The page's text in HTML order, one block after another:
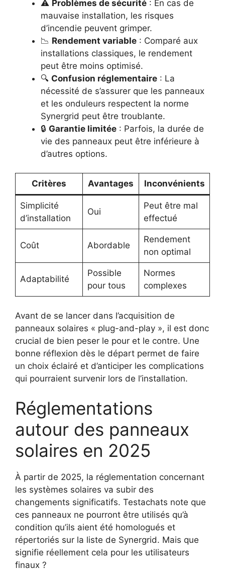
⚠️ Problèmes de sécurité : En cas de
mauvaise installation, les risques
d’incendie peuvent grimper.
📉 Rendement variable : Comparé aux
installations classiques, le rendement
peut être moins optimisé.
🔍 Confusion réglementaire : La
nécessité de s’assurer que les panneaux
et les onduleurs respectent la norme
Synergrid peut être troublante.
🔒 Garantie limitée : Parfois, la durée de
vie des panneaux peut être inférieure à
d’autres options.
Critères Avantages Inconvénients
Simplicité
d’installation
Oui
Peut être mal
effectué
Coût Abordable
Rendement
non optimal
Adaptabilité
Possible
pour tous
Normes
complexes
Avant de se lancer dans l’acquisition de
panneaux solaires « plug-and-play », il est donc
crucial de bien peser le pour et le contre. Une
bonne réflexion dès le départ permet de faire
un choix éclairé et d’anticiper les complications
qui pourraient survenir lors de l’installation.
Réglementations
autour des panneaux
solaires en 2025
À partir de 2025, la réglementation concernant
les systèmes solaires va subir des
changements significatifs. Testachats note que
ces panneaux ne pourront être utilisés qu’à
condition qu’ils aient été homologués et
répertoriés sur la liste de Synergrid. Mais que
signifie réellement cela pour les utilisateurs
finaux ?